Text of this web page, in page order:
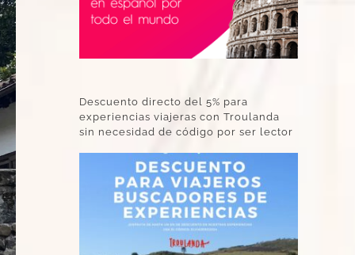
Descuento directo del 5% para
experiencias viajeras con Troulanda
sin necesidad de código por ser lector